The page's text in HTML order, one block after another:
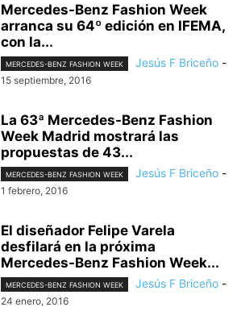
Mercedes-Benz Fashion Week
arranca su 64º edición en IFEMA,
con la...
MERCEDES-BENZ FASHION WEEK Jesús F Briceño -
15 septiembre, 2016
La 63ª Mercedes-Benz Fashion
Week Madrid mostrará las
propuestas de 43...
MERCEDES-BENZ FASHION WEEK Jesús F Briceño -
1 febrero, 2016
El diseñador Felipe Varela
desfilará en la próxima
Mercedes-Benz Fashion Week...
MERCEDES-BENZ FASHION WEEK Jesús F Briceño -
24 enero, 2016